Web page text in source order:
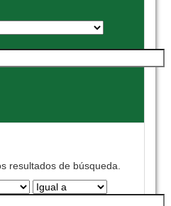
resultados de búsqueda.